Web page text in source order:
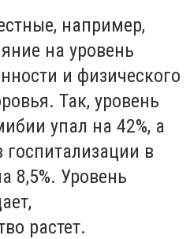
например,
на уровень
и физического
Так, уровень
упал на 42%, а
госпитализации в
8,5%. Уровень
растет.